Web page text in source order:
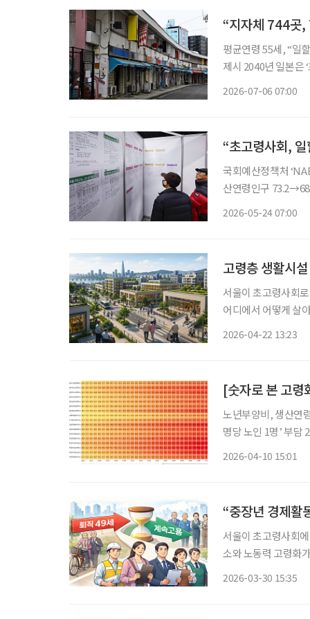
“지자체 744곳,
평균연령 55세, “일
제시 2040년 일본은 ‘초고령사회’라는 단어만으로는 설명하기 어려운 단계에 들어선다. 전후
2026-07-06 07:00
“초고령사회,
국회예산정책처
산연령인구 73.2→68.2% 하락 고령 인구가 증가하자 경제활
2026-05-24 07:00
고령층 생활시
서울이 초고령사회
어디에서 어떻게 살
2026-04-22 13:23
노년부양비, 생산연
명당 노인 1명’ 부담
2026-04-10 15:01
“중장년 경제활
서울이 초고령사회
소와 노동력 고령화
2026-03-30 15:35